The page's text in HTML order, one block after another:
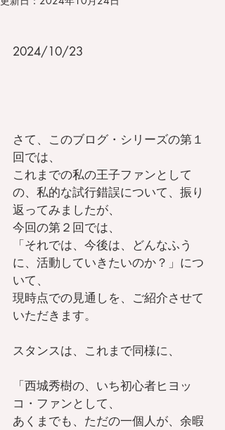
2024/10/23
さて、このブログ・シリーズの第１
回では、
これまでの私の王子ファンとして
の、私的な試行錯誤について、振り
返ってみましたが、
今回の第２回では、
「それでは、今後は、どんなふう
に、活動していきたいのか？」につ
いて、
現時点での見通しを、ご紹介させて
いただきます。
スタンスは、これまで同様に、
「西城秀樹の、いち初心者ヒヨッ
コ・ファンとして、
あくまでも、ただの一個人が、余暇